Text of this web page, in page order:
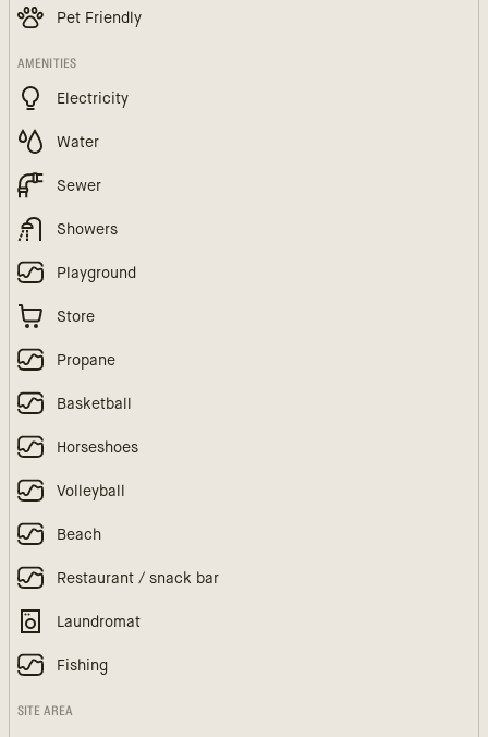
Pet Friendly
AMENITIES
Electricity
Water
Sewer
Showers
Playground
Store
Propane
Basketball
Horseshoes
Volleyball
Beach
Restaurant / snack bar
Laundromat
Fishing
SITE AREA